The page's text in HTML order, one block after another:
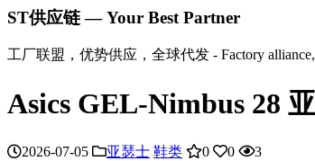
ST供应链 — Your Best Partner
工厂联盟，优势供应，全球代发 - Factory alliance,
Asics GEL-Nimbus 28
2026-07-05 亚瑟士 鞋类 0 0 3